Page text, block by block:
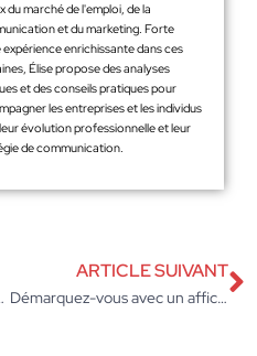
du marché de l'emploi, de la
et du marketing. Forte
expérience enrichissante dans ces
Élise propose des analyses
et des conseils pratiques pour
les entreprises et les individus
évolution professionnelle et leur
de communication.
paiements sans tracas
ARTICLE SUIVANT
Démarquez-vous avec un affichage dynamique novateur